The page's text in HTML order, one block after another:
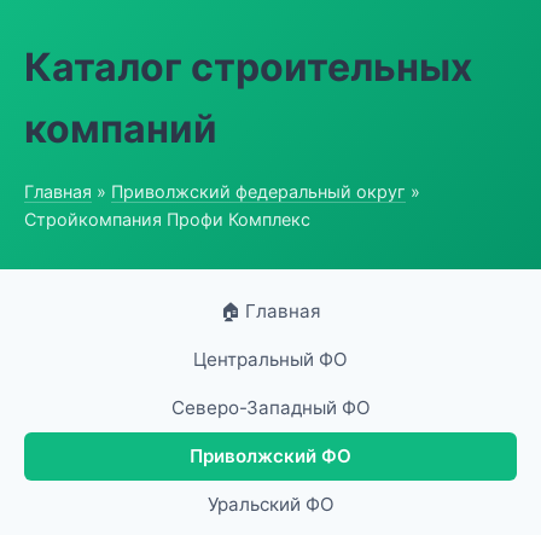
Каталог строительных
компаний
Главная » Приволжский федеральный округ »
Стройкомпания Профи Комплекс
🏠 Главная
Центральный ФО
Северо-Западный ФО
Приволжский ФО
Уральский ФО